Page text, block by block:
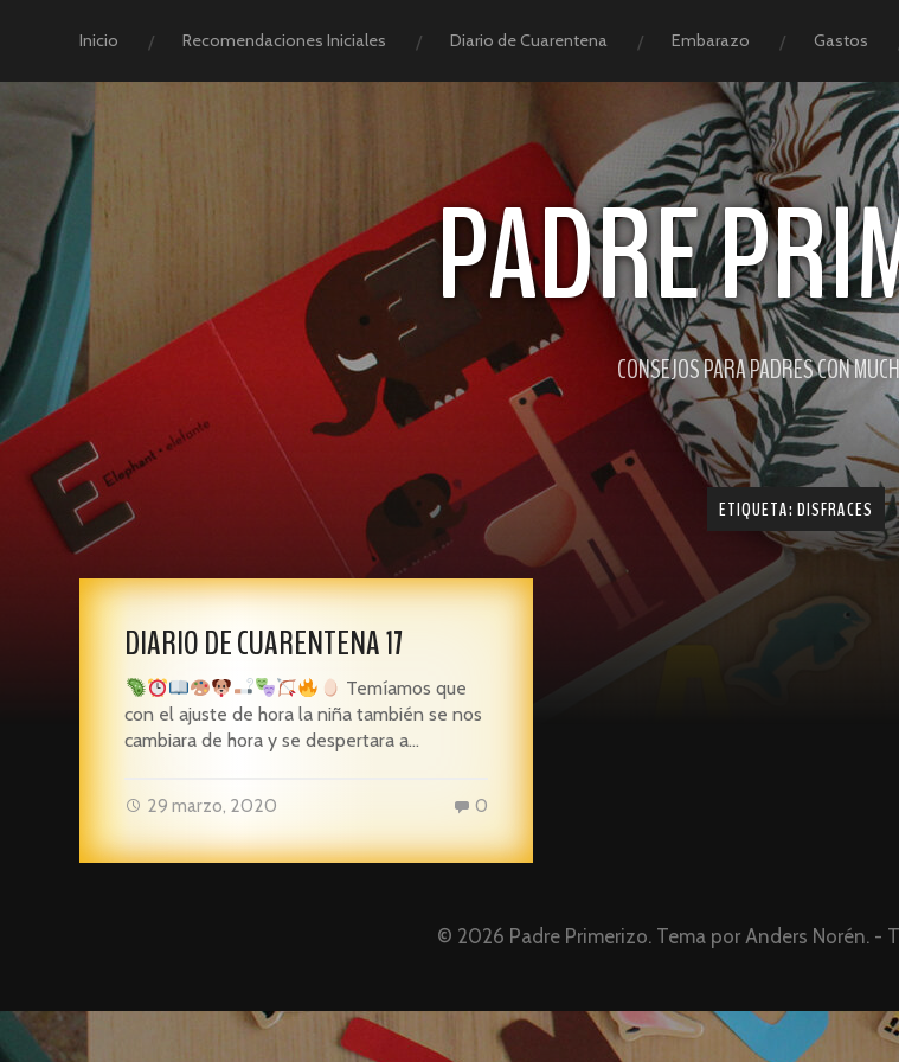
Inicio Recomendaciones Iniciales Diario de Cuarentena Embarazo Gastos
PADRE
CONSEJOS PARA PADRES CON
ETIQUETA: DISFRACES
DIARIO DE CUARENTENA 17
Temíamos que
con el ajuste de hora la niña también se nos
cambiara de hora y se despertara a…
29 marzo, 2020 0
© 2026 Padre Primerizo. Tema por Anders Norén. -